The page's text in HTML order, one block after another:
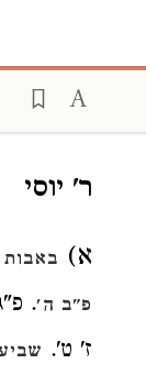
ר' יוסי
א)
פ"ב ה'.
ז' ט'.